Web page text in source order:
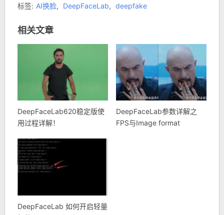
标签: AI换脸, DeepFaceLab, deepfake
相关文章
DeepFaceLab620稳定版使
用过程详解！
DeepFaceLab参数详解之
FPS与Image format
DeepFaceLab 如何开启轻量